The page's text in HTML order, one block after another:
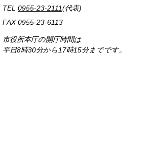
TEL 0955-23-2111(代表)
FAX 0955-23-6113
市役所本庁の開庁時間は
平日8時30分から17時15分までです。